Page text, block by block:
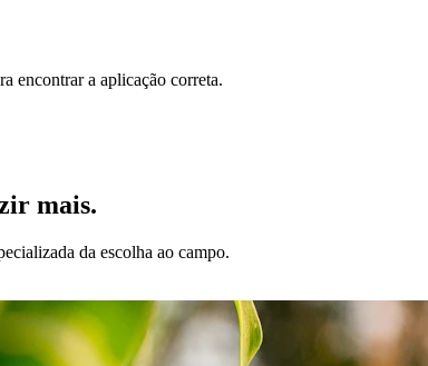
encontrar a aplicação correta.
mais.
da escolha ao campo.